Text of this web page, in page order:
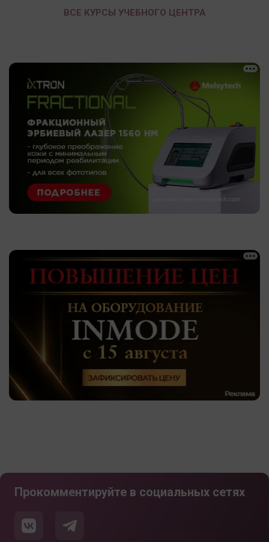
ВСЕ КУРСЫ УЧЕБНОГО ЦЕНТРА
Прокомментируйте в социальных сетях